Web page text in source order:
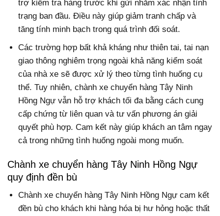
trợ kiểm tra hàng trước khi gửi nhằm xác nhận tình
trạng ban đầu. Điều này giúp giảm tranh chấp và
tăng tính minh bạch trong quá trình đối soát.
Các trường hợp bất khả kháng như thiên tai, tai nạn
giao thông nghiêm trọng ngoài khả năng kiểm soát
của nhà xe sẽ được xử lý theo từng tình huống cụ
thể. Tuy nhiên, chành xe chuyển hàng Tây Ninh
Hồng Ngự vẫn hỗ trợ khách tối đa bằng cách cung
cấp chứng từ liên quan và tư vấn phương án giải
quyết phù hợp. Cam kết này giúp khách an tâm ngay
cả trong những tình huống ngoài mong muốn.
Chành xe chuyển hàng Tây Ninh Hồng Ngự
quy định đền bù
Chành xe chuyển hàng Tây Ninh Hồng Ngự cam kết
đền bù cho khách khi hàng hóa bị hư hỏng hoặc thất